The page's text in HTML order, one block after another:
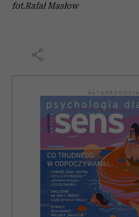
fot.Rafał Masłow
AUTOPROMOCJA